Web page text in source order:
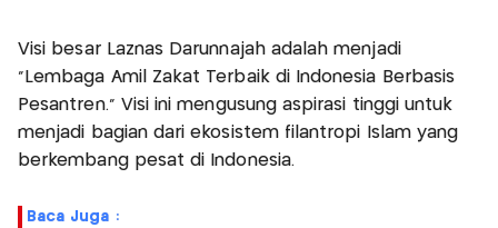
Visi besar Laznas Darunnajah adalah menjadi
"Lembaga Amil Zakat Terbaik di Indonesia Berbasis
Pesantren." Visi ini mengusung aspirasi tinggi untuk
menjadi bagian dari ekosistem filantropi Islam yang
berkembang pesat di Indonesia.
Baca Juga :